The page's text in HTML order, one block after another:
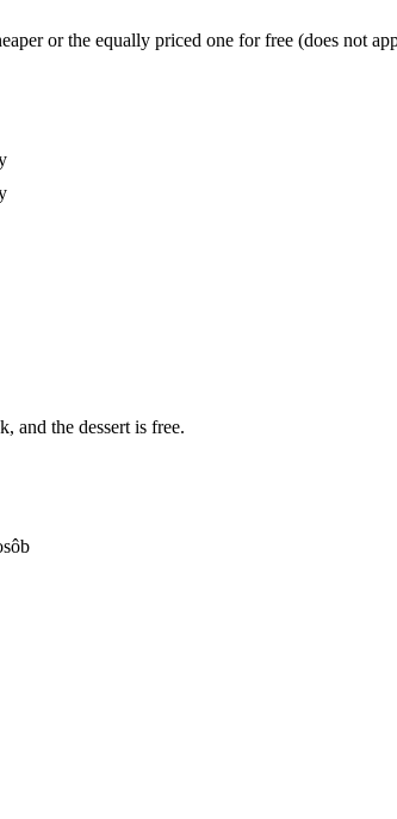
or the equally priced one for free (does not
and the dessert is free.